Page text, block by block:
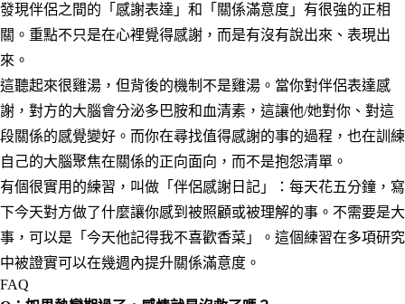
發現伴侶之間的「感謝表達」和「關係滿意度」有很強的正相
關。重點不只是在心裡覺得感謝，而是有沒有說出來、表現出
來。
這聽起來很雞湯，但背後的機制不是雞湯。當你對伴侶表達感
謝，對方的大腦會分泌多巴胺和血清素，這讓他/她對你、對這
段關係的感覺變好。而你在尋找值得感謝的事的過程，也在訓練
自己的大腦聚焦在關係的正向面向，而不是抱怨清單。
有個很實用的練習，叫做「伴侶感謝日記」：每天花五分鐘，寫
下今天對方做了什麼讓你感到被照顧或被理解的事。不需要是大
事，可以是「今天他記得我不喜歡香菜」。這個練習在多項研究
中被證實可以在幾週內提升關係滿意度。
FAQ